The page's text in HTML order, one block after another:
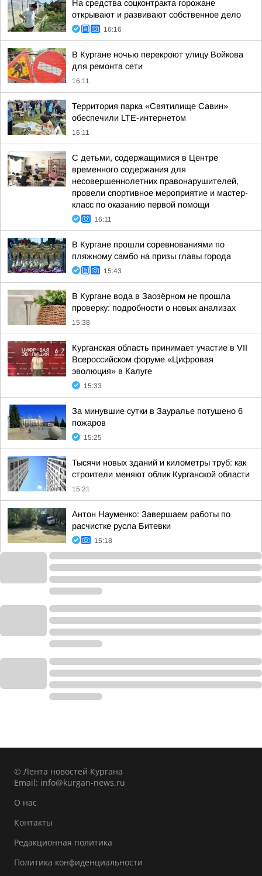
На средства соцконтракта горожане
открывают и развивают собственное дело
16:16
В Кургане ночью перекроют улицу Войкова
для ремонта сети
16:11
Территория парка «Святилище Савин»
обеспечили LTE-интернетом
16:11
С детьми, содержащимися в Центре
временного содержания для
несовершеннолетних правонарушителей,
провели спортивное мероприятие и мастер-
класс по оказанию первой помощи
16:11
В Кургане прошли соревнованиями по
пляжному самбо на призы главы города
15:43
В Кургане вода в Заозёрном не прошла
проверку: подробности о новых анализах
15:38
Курганская область принимает участие в VII
Всероссийском форуме «Цифровая
эволюция» в Калуге
15:33
За минувшие сутки в Зауралье потушено 6
пожаров
15:25
Тысячи новых зданий и километры труб: как
строители меняют облик Курганской области
15:21
Антон Науменко: Завершаем работы по
расчистке русла Битевки
15:18
© Лента новостей Кургана
Email: info@kurgan-news.ru
О нас
Контакты
Редакционная политика
Политика конфиденциальности